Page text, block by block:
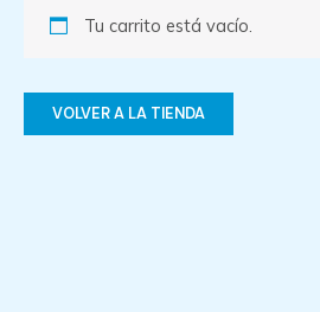
Tu carrito está vacío.
VOLVER A LA TIENDA